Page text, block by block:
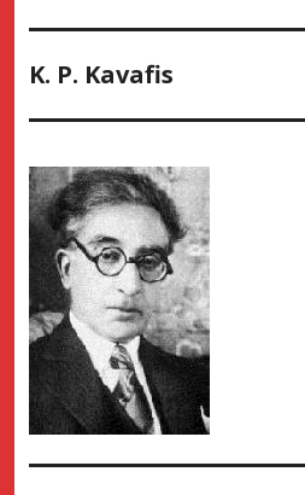
K. P. Kavafis